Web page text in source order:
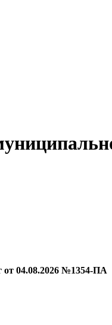
от 04.08.2026 №1354-ПА